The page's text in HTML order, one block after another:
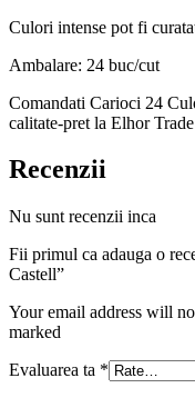
Culori intense pot fi
Ambalare: 24 buc/cut
Comandati Carioci 24
calitate-pret la Elhor Trade
Recenzii
Nu sunt recenzii inca
Fii primul ca adauga o
Castell”
Your email address will
marked
Evaluarea ta *